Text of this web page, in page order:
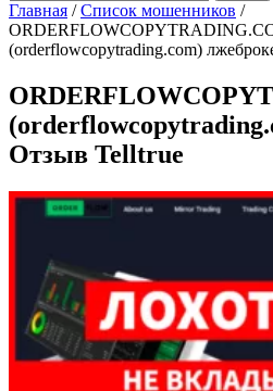
Главная /Список мошенников /
(orderflowcopytrading.com)
Отзыв Telltrue